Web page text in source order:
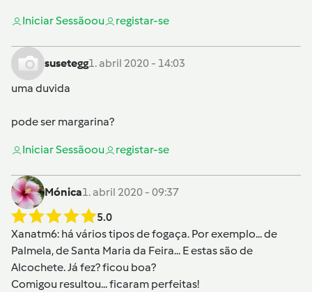
Iniciar Sessãoou registar-se
susetegg1. abril 2020 - 14:03
uma duvida
pode ser margarina?
Iniciar Sessãoou registar-se
Mónica1. abril 2020 - 09:37
5.0
Xanatm6: há vários tipos de fogaça. Por exemplo... de
Palmela, de Santa Maria da Feira... E estas são de
Alcochete. Já fez? ficou boa?
Comigou resultou... ficaram perfeitas!